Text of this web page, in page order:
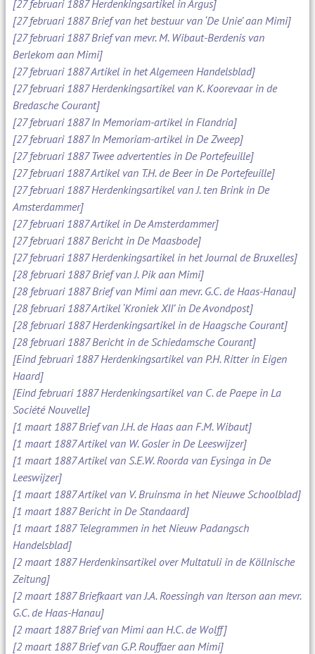
[27 februari 1887 Herdenkingsartikel in Argus]
[27 februari 1887 Brief van het bestuur van ‘De Unie’ aan Mimi]
[27 februari 1887 Brief van mevr. M. Wibaut-Berdenis van
Berlekom aan Mimi]
[27 februari 1887 Artikel in het Algemeen Handelsblad]
[27 februari 1887 Herdenkingsartikel van K. Koorevaar in de
Bredasche Courant]
[27 februari 1887 In Memoriam-artikel in Flandria]
[27 februari 1887 In Memoriam-artikel in De Zweep]
[27 februari 1887 Twee advertenties in De Portefeuille]
[27 februari 1887 Artikel van T.H. de Beer in De Portefeuille]
[27 februari 1887 Herdenkingsartikel van J. ten Brink in De
Amsterdammer]
[27 februari 1887 Artikel in De Amsterdammer]
[27 februari 1887 Bericht in De Maasbode]
[27 februari 1887 Herdenkingsartikel in het Journal de Bruxelles]
[28 februari 1887 Brief van J. Pik aan Mimi]
[28 februari 1887 Brief van Mimi aan mevr. G.C. de Haas-Hanau]
[28 februari 1887 Artikel ‘Kroniek XII’ in De Avondpost]
[28 februari 1887 Herdenkingsartikel in de Haagsche Courant]
[28 februari 1887 Bericht in de Schiedamsche Courant]
[Eind februari 1887 Herdenkingsartikel van P.H. Ritter in Eigen
Haard]
[Eind februari 1887 Herdenkingsartikel van C. de Paepe in La
Société Nouvelle]
[1 maart 1887 Brief van J.H. de Haas aan F.M. Wibaut]
[1 maart 1887 Artikel van W. Gosler in De Leeswijzer]
[1 maart 1887 Artikel van S.E.W. Roorda van Eysinga in De
Leeswijzer]
[1 maart 1887 Artikel van V. Bruinsma in het Nieuwe Schoolblad]
[1 maart 1887 Bericht in De Standaard]
[1 maart 1887 Telegrammen in het Nieuw Padangsch
Handelsblad]
[2 maart 1887 Herdenkinsartikel over Multatuli in de Köllnische
Zeitung]
[2 maart 1887 Briefkaart van J.A. Roessingh van Iterson aan mevr.
G.C. de Haas-Hanau]
[2 maart 1887 Brief van Mimi aan H.C. de Wolff]
[2 maart 1887 Brief van G.P. Rouffaer aan Mimi]